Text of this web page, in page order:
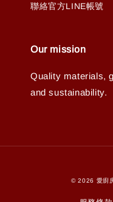
聯絡官方LINE帳號
Our mission
Quality materials,
and sustainability.
© 2026 愛廚